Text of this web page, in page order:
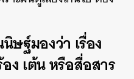
ษฐ์มองว่า เรื่อง
ง เต้น หรือสื่อสาร